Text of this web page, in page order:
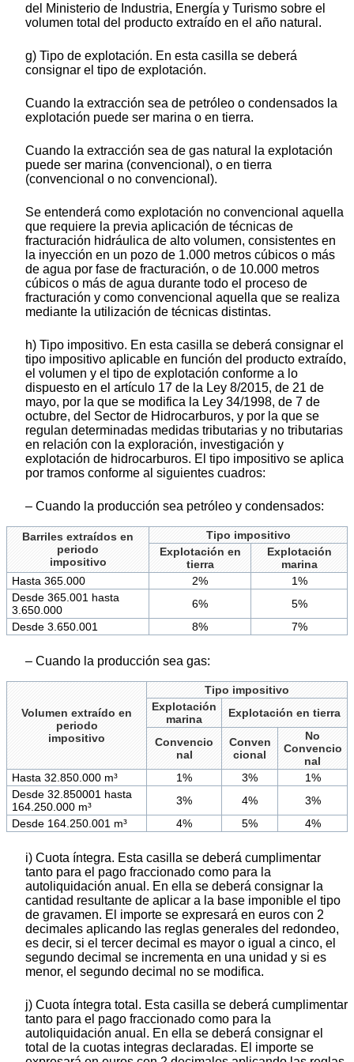
del Ministerio de Industria, Energía y Turismo sobre el
volumen total del producto extraído en el año natural.
g) Tipo de explotación. En esta casilla se deberá
consignar el tipo de explotación.
Cuando la extracción sea de petróleo o condensados la
explotación puede ser marina o en tierra.
Cuando la extracción sea de gas natural la explotación
puede ser marina (convencional), o en tierra
(convencional o no convencional).
Se entenderá como explotación no convencional aquella
que requiere la previa aplicación de técnicas de
fracturación hidráulica de alto volumen, consistentes en
la inyección en un pozo de 1.000 metros cúbicos o más
de agua por fase de fracturación, o de 10.000 metros
cúbicos o más de agua durante todo el proceso de
fracturación y como convencional aquella que se realiza
mediante la utilización de técnicas distintas.
h) Tipo impositivo. En esta casilla se deberá consignar el
tipo impositivo aplicable en función del producto extraído,
el volumen y el tipo de explotación conforme a lo
dispuesto en el artículo 17 de la Ley 8/2015, de 21 de
mayo, por la que se modifica la Ley 34/1998, de 7 de
octubre, del Sector de Hidrocarburos, y por la que se
regulan determinadas medidas tributarias y no tributarias
en relación con la exploración, investigación y
explotación de hidrocarburos. El tipo impositivo se aplica
por tramos conforme al siguientes cuadros:
– Cuando la producción sea petróleo y condensados:
Barriles extraídos en
periodo
impositivo
Tipo impositivo
Explotación en
tierra
Explotación
marina
Hasta 365.000
2%
1%
Desde 365.001 hasta
3.650.000
6%
5%
Desde 3.650.001
8% 7%
– Cuando la producción sea gas:
Volumen extraído en
periodo
impositivo
Tipo impositivo
Explotación
marina
Explotación en tierra
Convencio
nal
Conven
cional
No
Convencio
nal
Hasta 32.850.000 m³
1% 3%
1%
Desde 32.850001 hasta
164.250.000 m³
3% 4%
3%
Desde 164.250.001 m³
4% 5% 4%
i) Cuota íntegra. Esta casilla se deberá cumplimentar
tanto para el pago fraccionado como para la
autoliquidación anual. En ella se deberá consignar la
cantidad resultante de aplicar a la base imponible el tipo
de gravamen. El importe se expresará en euros con 2
decimales aplicando las reglas generales del redondeo,
es decir, si el tercer decimal es mayor o igual a cinco, el
segundo decimal se incrementa en una unidad y si es
menor, el segundo decimal no se modifica.
j) Cuota íntegra total. Esta casilla se deberá cumplimentar
tanto para el pago fraccionado como para la
autoliquidación anual. En ella se deberá consignar el
total de la cuotas integras declaradas. El importe se